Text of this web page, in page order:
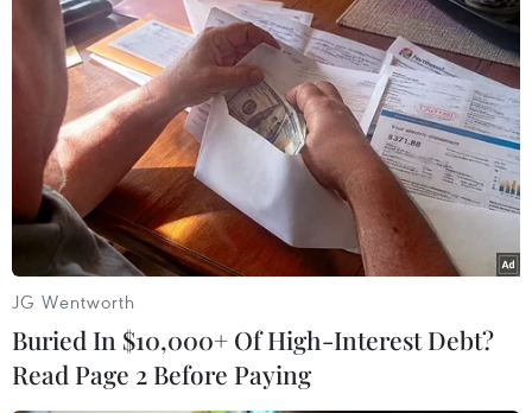
thời gian lấy tim và vận chuyển về Huế phải
ngắn nhất có thể. Song song với đó, thời gian
chuẩn bị bệnh nhân nhận tim cũng phải hợp lý
nhất vì phải gỡ dính toàn bộ giải phẫu tim trên
bệnh nhân suy tim rất nặng, cần sự hỗ trợ của
hệ thống tuần hoàn ngoài cơ thể để ổn định
huyết động và tối ưu tưới máu các tạng khác.
Điều này sẽ làm kéo dài thời gian tuần hoàn
ngoài cơ thể khi ghép tim làm tăng nguy cơ
chảy máu sau ghép.”
Đây thực sự là vấn đề khó khăn cần cân nhắc kỹ
để lựa chọn phương án, kỹ thuật ghép, làm sao
JG Wentworth
Buried In $10,000+ Of High-Interest Debt?
Read Page 2 Before Paying